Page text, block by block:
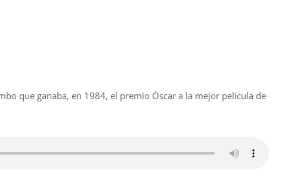
que ganaba, en 1984, el premio Óscar a la mejor película de